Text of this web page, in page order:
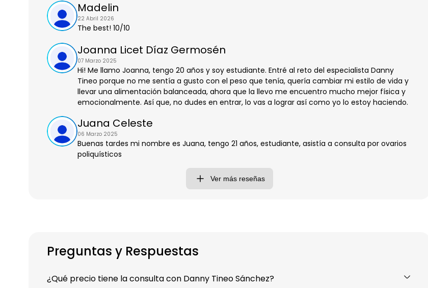
Preguntas y Respuestas
¿Qué precio tiene la consulta con Danny Tineo Sánchez?
Madelin
22 Abril 2026
The best! 10/10
Joanna Licet Díaz Germosén
07 Marzo 2025
Hi! Me llamo Joanna, tengo 20 años y soy estudiante. Entré al reto del especialista Danny
Tineo porque no me sentía a gusto con el peso que tenía, quería cambiar mi estilo de vida y
llevar una alimentación balanceada, ahora que la llevo me encuentro mucho mejor física y
emocionalmente. Así que, no dudes en entrar, lo vas a lograr así como yo lo estoy haciendo.
Juana Celeste
06 Marzo 2025
Buenas tardes mi nombre es Juana, tengo 21 años, estudiante, asistía a consulta por ovarios
poliquísticos
Ver más reseñas